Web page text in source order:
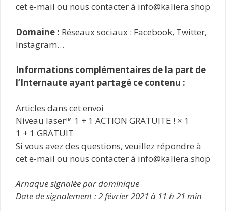
cet e-mail ou nous contacter à info@kaliera.shop
Domaine : Réseaux sociaux : Facebook, Twitter,
Instagram…
Informations complémentaires de la part de
l’Internaute ayant partagé ce contenu :
Articles dans cet envoi
Niveau laser™ 1 + 1 ACTION GRATUITE ! × 1
1 + 1 GRATUIT
Si vous avez des questions, veuillez répondre à
cet e-mail ou nous contacter à info@kaliera.shop
Arnaque signalée par dominique
Date de signalement : 2 février 2021 à 11 h 21 min